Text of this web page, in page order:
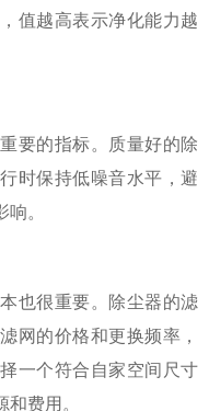
值越高表示净化能力越
要的指标。质量好的除
时保持低噪音水平，避
。
也很重要。除尘器的滤
网的价格和更换频率，
一个符合自家空间尺寸
费用。